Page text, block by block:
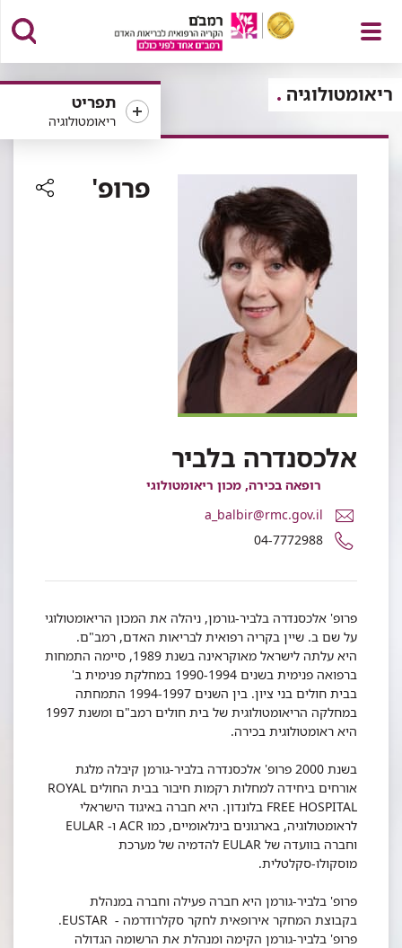
פתח
תפריט
תפריט
ריאומטולוגיה
ריאומטולוגיה
פרופ'
אלכסנדרה בלביר
רופאה בכירה, מכון ריאומטולוגי
דואר
אלקטרוני
פרופ'
בלביר
a_balbir@rmc.gov.il
מספר
טלפון
אלכסנדרה
בלביר
04-7772988
פרופ' אלכסנדרה בלביר-גורמן, ניהלה את המכון הריאומטולוגי
על שם ב. שיין בקריה רפואית לבריאות האדם, רמב"ם.
היא עלתה לישראל מאוקראינה בשנת 1989, סיימה התמחות
ברפואה פנימית בשנים 1990-1994 במחלקת פנימית ב'
בבית חולים בני ציון. בין השנים 1994-1997 התמחתה
במחלקה הריאומטולוגית של בית חולים רמב"ם ומשנת 1997
היא ראומטולוגית בכירה.
בשנת 2000 פרופ' אלכסנדרה בלביר-גורמן קיבלה מלגת
אורחים ביחידה למחלות רקמות חיבור בבית החולים ROYAL
FREE HOSPITAL בלונדון. היא חברה באיגוד הישראלי
לראומטולוגיה, בארגונים בינלאומיים, כמו ACR ו- EULAR
וחברה בוועדה של EULAR להדמיה של מערכת
מוסקולו-סקלטלית.
פרופ' בלביר-גורמן היא חברה פעילה וחברה במנהלת
בקבוצת המחקר אירופאית לחקר סקלרודרמה - EUSTAR.
פרופ' בלביר-גורמן הקימה ומנהלת את הרשומה הגדולה